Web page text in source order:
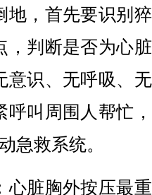
，首先要识别
，判断是否为心
意识、无呼吸、
呼叫周围人帮忙
急救系统。
脏胸外按压最